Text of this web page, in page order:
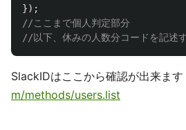
});
//ここまで個人判定部分
//以下、休みの人数分コードを記述
SlackIDはここから確認が出来ます
m/methods/users.list